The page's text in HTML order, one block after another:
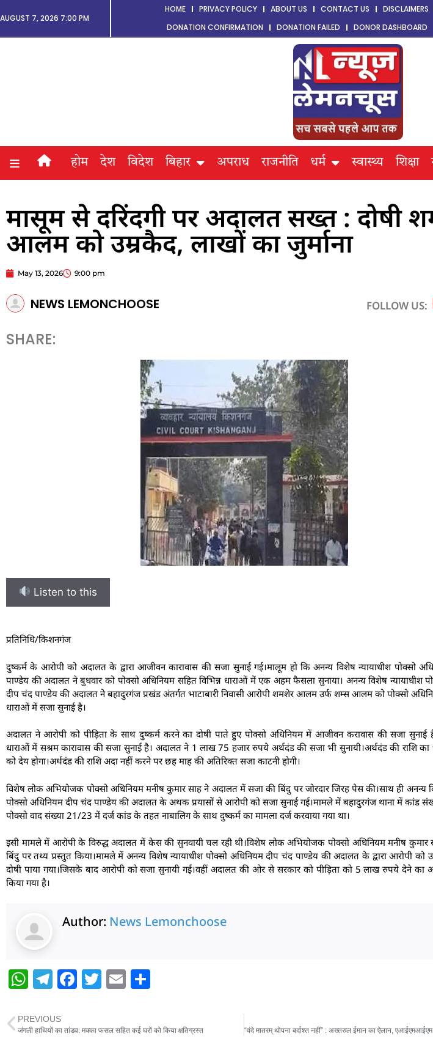
AUGUST 7, 2026 7:00 PM
HOME PRIVACY POLICY ABOUT US CONTACT US
DISCLAIMERS
DONATION CONFIRMATION
DONATION FAILED DONOR DASHBOARD
होम देश विदेश बिहार अपराध राजनीति धर्म स्वास्थ्य शिक्षा
मासूम से दरिंदगी पर अदालत सख्त : दोषी
आलम को उम्रकैद, लाखों का जुर्माना
May 13, 2026 9:00 pm
NEWS LEMONCHOOSE FOLLOW US:
SHARE:
Listen to this
प्रतिनिधि/किशनगंज
दुष्कर्म के आरोपी को अदालत के द्वारा आजीवन कारावास की सजा सुनाई गई।मालूम हो कि अनन्य विशेष न्यायाधीश पोक्सो
पाण्डेय की अदालत ने बुधवार को पोक्सो अधिनियम सहित विभिन्न धाराओं में एक अहम फैसला सुनाया। अनन्य विशेष न्यायाधीश
दीप चंद पाण्डेय की अदालत ने बहादुरगंज प्रखंड अंतर्गत भाटाबारी निवासी आरोपी शमशेर आलम उर्फ शम्स आलम को पोक्सो
धाराओं में सजा सुनाई है।
अदालत ने आरोपी को पीड़िता के साथ दुष्कर्म करने का दोषी पाते हुए पोक्सो अधिनियम में आजीवन करावास की सजा सुनाई
धाराओं में सश्रम कारावास की सजा सुनाई है। अदालत ने 1 लाख 75 हजार रुपये अर्थदंड की सजा भी सुनायी।अर्थदंड की राशि का
को देय होगा।अर्थदंड की राशि अदा नहीं करने पर छह माह की अतिरिक्त सजा काटनी होगी।
विशेष लोक अभियोजक पोक्सो अधिनियम मनीष कुमार साह ने अदालत में सजा की बिंदु पर जोरदार जिरह पेस की।साथ ही अनन्य
पोक्सो अधिनियम दीप चंद पाण्डेय की अदालत के अथक प्रयासों से आरोपी को सजा सुनाई गई।मामले में बहादुरगंज थाना में कांड
पोक्सो वाद संख्या 21/23 में दर्ज कांड के तहत नाबालिग के साथ दुष्कर्म का मामला दर्ज करवाया गया था।
इसी मामले में आरोपी के विरुद्ध अदालत में केस की सुनवायी चल रही थी।विशेष लोक अभियोजक पोक्सो अधिनियम मनीष कुमार
बिंदु पर तथ्य प्रस्तुत किया।मामले में अनन्य विशेष न्यायाधीश पोक्सो अधिनियम दीप चंद पाण्डेय की अदालत के द्वारा आरोपी को
दोषी पाया गया।जिसके बाद आरोपी को सजा सुनायी गई।वहीं अदालत की ओर से सरकार को पीड़िता को 5 लाख रुपये देने का
किया गया है।
Author: News Lemonchoose
W
at
s
T
e
g
F
e
T
er
E
l e
PREVIOUS
जंगली हाथियों का तांडव: मक्का फसल सहित कई घरों को किया क्षतिग्रस्त